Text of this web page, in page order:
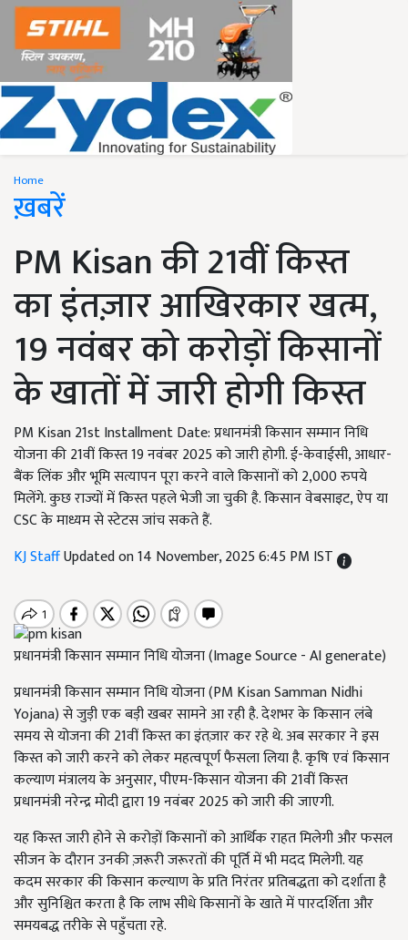
Home
ख़बरें
PM Kisan की 21वीं किस्त
का इंतज़ार आखिरकार खत्म,
19 नवंबर को करोड़ों किसानों
के खातों में जारी होगी किस्त
PM Kisan 21st Installment Date: प्रधानमंत्री किसान सम्मान निधि
योजना की 21वीं किस्त 19 नवंबर 2025 को जारी होगी. ई-केवाईसी, आधार-
बैंक लिंक और भूमि सत्यापन पूरा करने वाले किसानों को 2,000 रुपये
मिलेंगे. कुछ राज्यों में किस्त पहले भेजी जा चुकी है. किसान वेबसाइट, ऐप या
CSC के माध्यम से स्टेटस जांच सकते हैं.
KJ StaffUpdated on 14 November, 2025 6:45 PM IST
प्रधानमंत्री किसान सम्मान निधि योजना (Image Source - AI generate)
प्रधानमंत्री किसान सम्मान निधि योजना (PM Kisan Samman Nidhi
Yojana) से जुड़ी एक बड़ी खबर सामने आ रही है. देशभर के किसान लंबे
समय से योजना की 21वीं किस्त का इंतज़ार कर रहे थे. अब सरकार ने इस
किस्त को जारी करने को लेकर महत्वपूर्ण फैसला लिया है. कृषि एवं किसान
कल्याण मंत्रालय के अनुसार, पीएम-किसान योजना की 21वीं किस्त
प्रधानमंत्री नरेन्द्र मोदी द्वारा 19 नवंबर 2025 को जारी की जाएगी.
यह किस्त जारी होने से करोड़ों किसानों को आर्थिक राहत मिलेगी और फसल
सीजन के दौरान उनकी ज़रूरी जरूरतों की पूर्ति में भी मदद मिलेगी. यह
कदम सरकार की किसान कल्याण के प्रति निरंतर प्रतिबद्धता को दर्शाता है
और सुनिश्चित करता है कि लाभ सीधे किसानों के खाते में पारदर्शिता और
समयबद्ध तरीके से पहुँचता रहे.